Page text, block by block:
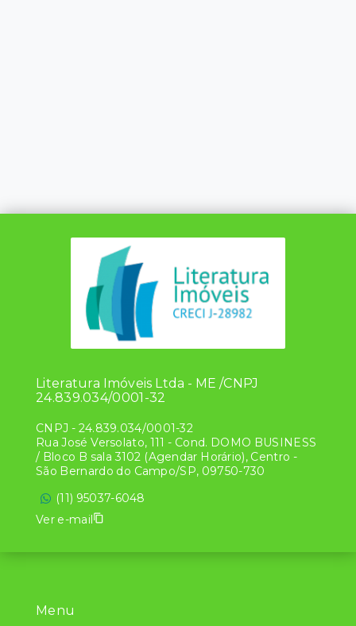
Menu
Literatura Imóveis Ltda - ME /CNPJ
24.839.034/0001-32
CNPJ - 24.839.034/0001-32
Rua José Versolato, 111 - Cond. DOMO BUSINESS
/ Bloco B sala 3102 (Agendar Horário), Centro -
São Bernardo do Campo/SP, 09750-730
(11) 95037-6048
Ver e-mail